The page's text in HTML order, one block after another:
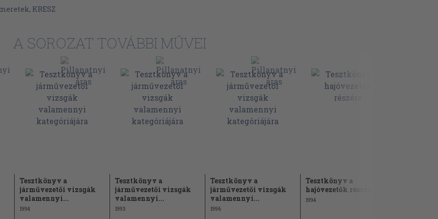
orosz
255
KRESZ
A SOROZAT TOVÁBBI MŰVEI
Tesztkönyv a
járművezetői vizsgák
valamennyi...
1994
Tesztkönyv a
járművezetői vizsgák
valamennyi...
1993
Tesztkönyv a
járművezetői vizsgák
valamennyi...
1996
Tesztkönyv a
hajóvezetők részére
1994